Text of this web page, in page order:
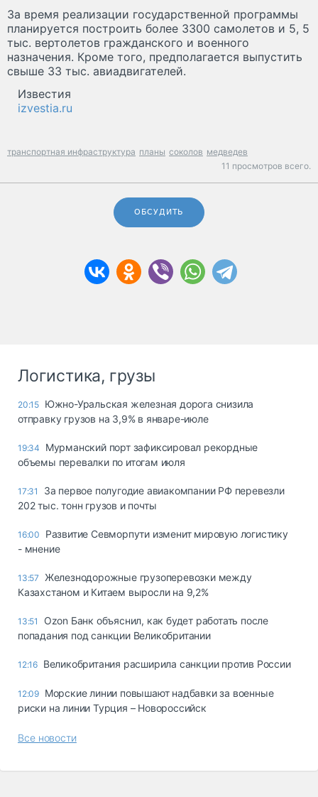
За время реализации государственной программы
планируется построить более 3300 самолетов и 5, 5
тыс. вертолетов гражданского и военного
назначения. Кроме того, предполагается выпустить
свыше 33 тыс. авиадвигателей.
Известия
izvestia.ru
транспортная инфраструктура планы соколов медведев
11 просмотров всего.
ОБСУДИТЬ
Логистика, грузы
20:15 Южно-Уральская железная дорога снизила
отправку грузов на 3,9% в январе-июле
19:34
Мурманский порт зафиксировал рекордные
объемы перевалки по итогам июля
17:31
За первое полугодие авиакомпании РФ перевезли
202 тыс. тонн грузов и почты
16:00
Развитие Севморпути изменит мировую логистику
- мнение
13:57
Железнодорожные грузоперевозки между
Казахстаном и Китаем выросли на 9,2%
13:51
Ozon Банк объяснил, как будет работать после
попадания под санкции Великобритании
12:16 Великобритания расширила санкции против России
12:09 Морские линии повышают надбавки за военные
риски на линии Турция – Новороссийск
Все новости